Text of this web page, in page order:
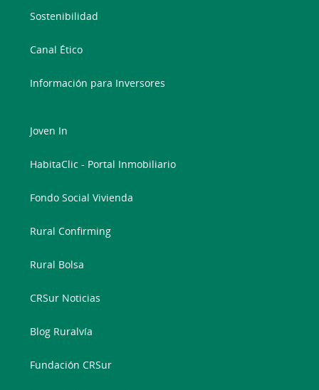
Sostenibilidad
Canal Ético
Información para Inversores
Joven In
HabitaClic - Portal Inmobiliario
Fondo Social Vivienda
Rural Confirming
Rural Bolsa
CRSur Noticias
Blog Ruralvía
Fundación CRSur